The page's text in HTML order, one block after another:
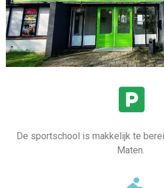
De sportschool is makkelijk te
Maten.